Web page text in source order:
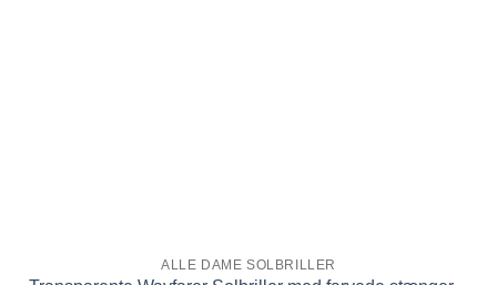
ALLE DAME SOLBRILLER